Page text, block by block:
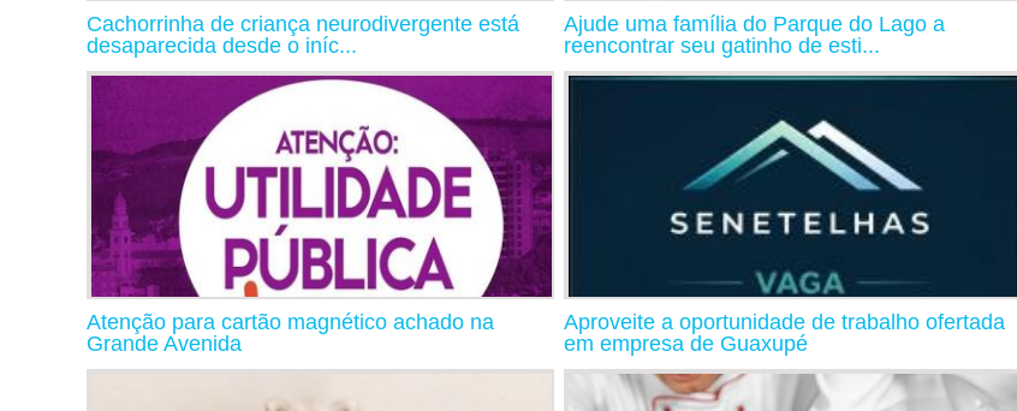
Cachorrinha de criança neurodivergente está
desaparecida desde o iníc...
Ajude uma família do Parque do Lago a
reencontrar seu gatinho de esti...
Atenção para cartão magnético achado na
Grande Avenida
Aproveite a oportunidade de trabalho ofertada
em empresa de Guaxupé